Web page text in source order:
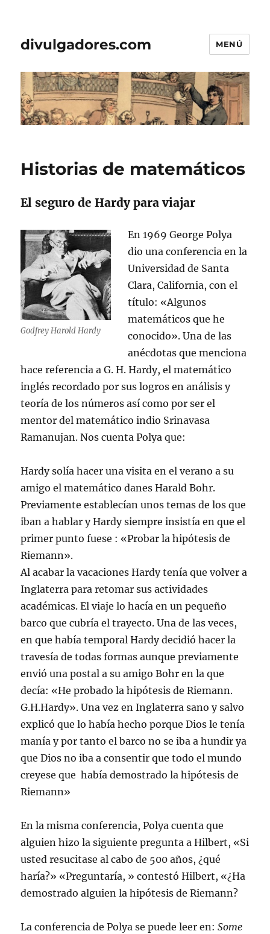
divulgadores.com MENÚ
Historias de matemáticos
El seguro de Hardy para viajar
Godfrey Harold Hardy
En 1969 George Polya
dio una conferencia en la
Universidad de Santa
Clara, California, con el
título: «Algunos
matemáticos que he
conocido». Una de las
anécdotas que menciona
hace referencia a G. H. Hardy, el matemático
inglés recordado por sus logros en análisis y
teoría de los números así como por ser el
mentor del matemático indio Srinavasa
Ramanujan. Nos cuenta Polya que:
Hardy solía hacer una visita en el verano a su
amigo el matemático danes Harald Bohr.
Previamente establecían unos temas de los que
iban a hablar y Hardy siempre insistía en que el
primer punto fuese : «Probar la hipótesis de
Riemann».
Al acabar la vacaciones Hardy tenía que volver a
Inglaterra para retomar sus actividades
académicas. El viaje lo hacía en un pequeño
barco que cubría el trayecto. Una de las veces,
en que había temporal Hardy decidió hacer la
travesía de todas formas aunque previamente
envió una postal a su amigo Bohr en la que
decía: «He probado la hipótesis de Riemann.
G.H.Hardy». Una vez en Inglaterra sano y salvo
explicó que lo había hecho porque Dios le tenía
manía y por tanto el barco no se iba a hundir ya
que Dios no iba a consentir que todo el mundo
creyese que había demostrado la hipótesis de
Riemann»
En la misma conferencia, Polya cuenta que
alguien hizo la siguiente pregunta a Hilbert, «Si
usted resucitase al cabo de 500 años, ¿qué
haría?» «Preguntaría, » contestó Hilbert, «¿Ha
demostrado alguien la hipótesis de Riemann?
La conferencia de Polya se puede leer en:Some